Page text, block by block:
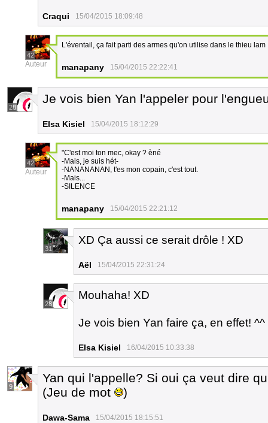
Craqui 15/04/2015 18:09:48
42
Auteur
L'éventail, ça fait parti des armes qu'on utilise dans le thieu lam
manapany 15/04/2015 22:22:41
28
Je vois bien Yan l'appeler pour
Elsa Kisiel 15/04/2015 18:12:29
42
Auteur
"C'est moi ton mec, okay ? èné
-Mais, je suis hét-
-NANANANAN, t'es mon copain, c'est tout.
-Mais...
-SILENCE
manapany 15/04/2015 22:21:12
31
XD Ça aussi ce serait drôle ! XD
Aël 15/04/2015 22:31:24
28
Mouhaha! XD
Je vois bien Yan faire ça, en effet! ^^
Elsa Kisiel 16/04/2015 10:33:38
9
Yan qui l'appelle? Si oui ça veut dire
(Jeu de mot
)
Dawa-Sama 15/04/2015 18:15:51